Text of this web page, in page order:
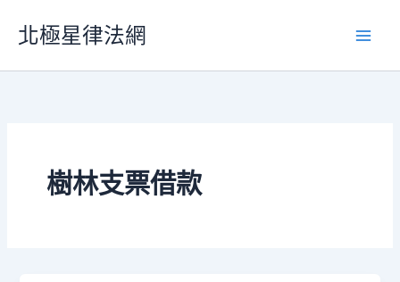
要
北極星律法網
樹林支票借款